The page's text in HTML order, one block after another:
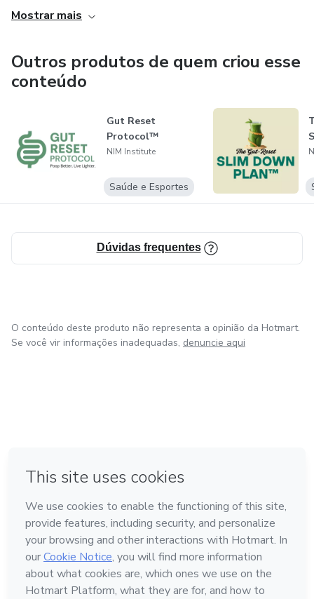
developed a proven method that has already helped
$6,000/month (and many of them reach 5 figures or more).
Now I’m here to help you do the same!
Mostrar mais
Outros produtos de quem criou esse
conteúdo
Gut Reset
Protocol™
NIM Institute
Saúde e Esportes
Dúvidas frequentes
O conteúdo deste produto não representa a opinião da Hotmart.
Se você vir informações inadequadas, denuncie aqui
Feito com ❤ na Cidade do México
Conheça a Hotmart
Idioma